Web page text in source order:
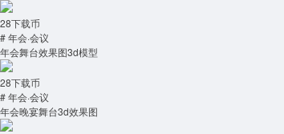
28下载币
# 年会·会议
年会舞台效果图3d模型
28下载币
# 年会·会议
年会晚宴舞台3d效果图